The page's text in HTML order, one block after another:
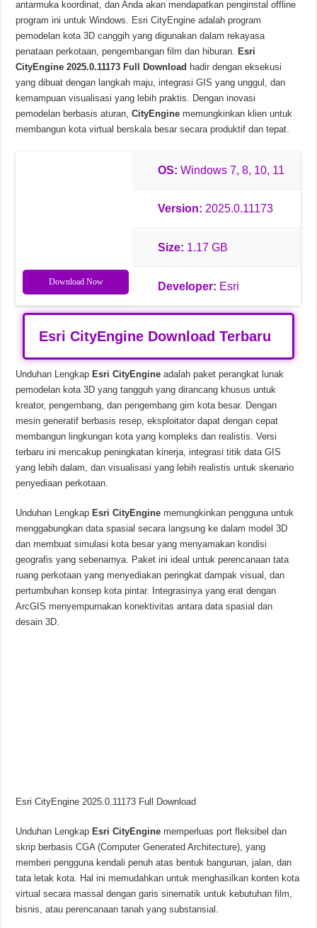
Chinese Frontiers v2.3.2582 Unduhan Gratis
antarmuka koordinat, dan Anda akan mendapatkan penginstal offline
program ini untuk Windows. Esri CityEngine adalah program
pemodelan kota 3D canggih yang digunakan dalam rekayasa
penataan perkotaan, pengembangan film dan hiburan. Esri
CityEngine 2025.0.11173 Full Download hadir dengan eksekusi
yang dibuat dengan langkah maju, integrasi GIS yang unggul, dan
kemampuan visualisasi yang lebih praktis. Dengan inovasi
pemodelan berbasis aturan,CityEngine memungkinkan klien untuk
membangun kota virtual berskala besar secara produktif dan tepat.
Download Now
OS: Windows 7, 8, 10, 11
Version: 2025.0.11173
Size: 1.17 GB
Developer: Esri
Esri CityEngine Download Terbaru
Unduhan Lengkap Esri CityEngineadalah paket perangkat lunak
pemodelan kota 3D yang tangguh yang dirancang khusus untuk
kreator, pengembang, dan pengembang gim kota besar. Dengan
mesin generatif berbasis resep, eksploitator dapat dengan cepat
membangun lingkungan kota yang kompleks dan realistis. Versi
terbaru ini mencakup peningkatan kinerja, integrasi titik data GIS
yang lebih dalam, dan visualisasi yang lebih realistis untuk skenario
penyediaan perkotaan.
Unduhan Lengkap Esri CityEnginememungkinkan pengguna untuk
menggabungkan data spasial secara langsung ke dalam model 3D
dan membuat simulasi kota besar yang menyamakan kondisi
geografis yang sebenarnya. Paket ini ideal untuk perencanaan tata
ruang perkotaan yang menyediakan peringkat dampak visual, dan
pertumbuhan konsep kota pintar. Integrasinya yang erat dengan
ArcGIS menyempurnakan konektivitas antara data spasial dan
desain 3D.
Esri CityEngine 2025.0.11173 Full Download
Unduhan Lengkap Esri CityEngine memperluas port fleksibel dan
skrip berbasis CGA (Computer Generated Architecture), yang
memberi pengguna kendali penuh atas bentuk bangunan, jalan, dan
tata letak kota. Hal ini memudahkan untuk menghasilkan konten kota
virtual secara massal dengan garis sinematik untuk kebutuhan film,
bisnis, atau perencanaan tanah yang substansial.